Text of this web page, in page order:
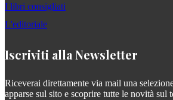
I libri consigliati
L'editoriale
Iscriviti alla Newsletter
Riceverai direttamente via mail una
apparse sul sito e scoprire tutte le novità sul